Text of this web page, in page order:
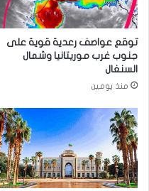
توقع عواصف رعدية قوية على
جنوب غرب موريتانيا وشمال
السنغال
منذ يومين